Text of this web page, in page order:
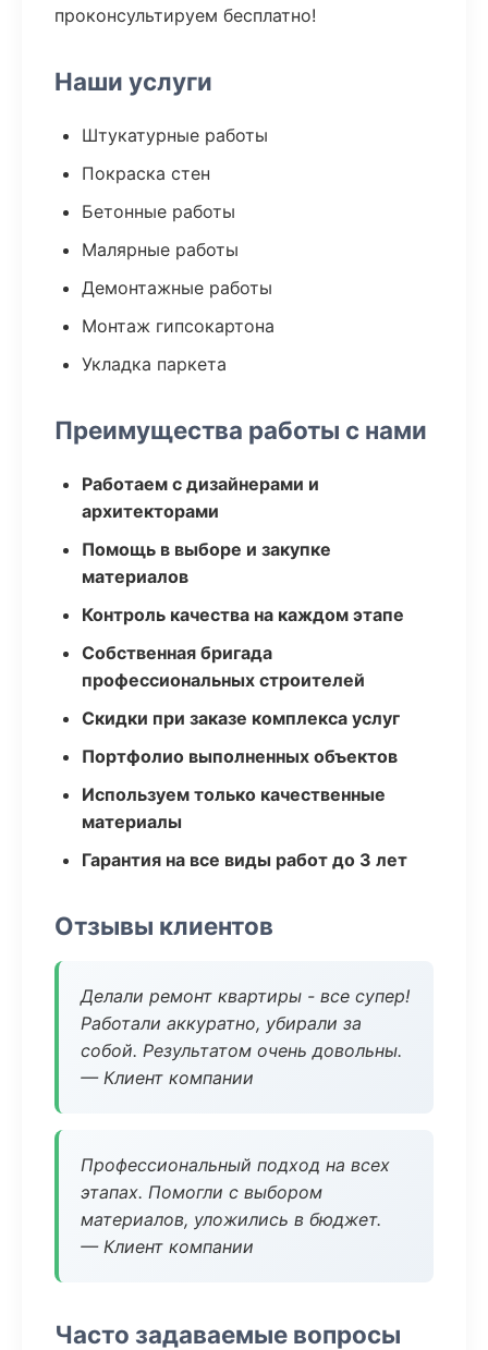
проконсультируем бесплатно!
Наши услуги
Штукатурные работы
Покраска стен
Бетонные работы
Малярные работы
Демонтажные работы
Монтаж гипсокартона
Укладка паркета
Преимущества работы с нами
Работаем с дизайнерами и
архитекторами
Помощь в выборе и закупке
материалов
Контроль качества на каждом этапе
Собственная бригада
профессиональных строителей
Скидки при заказе комплекса услуг
Портфолио выполненных объектов
Используем только качественные
материалы
Гарантия на все виды работ до 3 лет
Отзывы клиентов
Делали ремонт квартиры - все супер!
Работали аккуратно, убирали за
собой. Результатом очень довольны.
— Клиент компании
Профессиональный подход на всех
этапах. Помогли с выбором
материалов, уложились в бюджет.
— Клиент компании
Часто задаваемые вопросы